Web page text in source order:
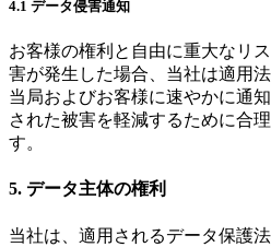
4.1 データ侵害通知
お客様の権利と自由に重大なリ
害が発生した場合、当社は適用
当局およびお客様に速やかに通
された被害を軽減するために合
す。
5. データ主体の権利
当社は、適用されるデータ保護